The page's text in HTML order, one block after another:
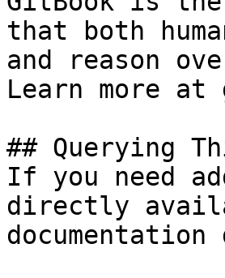
that both
and reason
Learn more at
## Querying
If you need
directly